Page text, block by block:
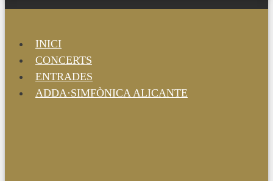
INICI
CONCERTS
ENTRADES
ADDA·SIMFÒNICA ALICANTE